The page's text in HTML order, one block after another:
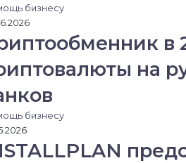
бизнесу
в
на
бизнесу